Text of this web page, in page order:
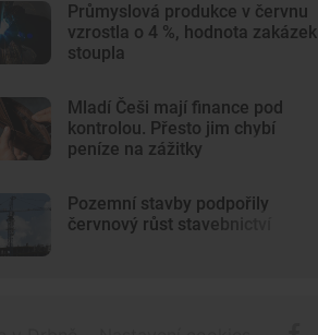
Průmyslová produkce v červnu
vzrostla o 4 %, hodnota zakázek
stoupla
Mladí Češi mají finance pod
kontrolou. Přesto jim chybí
peníze na zážitky
Pozemní stavby podpořily
červnový růst stavebnictví